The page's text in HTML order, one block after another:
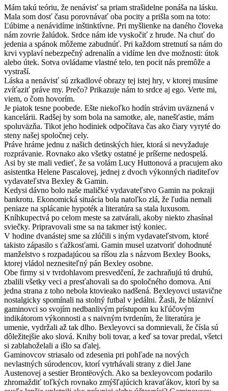
Mám takú teóriu, že nenávisť sa priam strašidelne ponáša na lásku.
Mala som dosť času porovnávať oba pocity a prišla som na toto:
Ľúbime a nenávidíme inštinktívne. Pri myšlienke na daného človeka
nám zovrie žalúdok. Srdce nám ide vyskočiť z hrude. Na chuť do
jedenia a spánok môžeme zabudnúť. Pri každom stretnutí sa nám do
krvi vyplaví nebezpečný adrenalín a vidíme len dve možnosti: útok
alebo útek. Sotva ovládame vlastné telo, ten pocit nás premôže a
vystraší.
Láska a nenávisť sú zrkadlové obrazy tej istej hry, v ktorej musíme
zvíťaziť práve my. Prečo? Prikazuje nám to srdce aj ego. Verte mi,
viem, o čom hovorím.
Je piatok tesne poobede. Ešte niekoľko hodín strávim uväznená v
kancelárii. Radšej by som bola na samotke, ale, nanešťastie, mám
spoluväzňa. Tikot jeho hodiniek odpočítava čas ako čiary vyryté do
steny našej spoločnej cely.
Práve hráme jednu z našich detinských hier, ktorá si nevyžaduje
rozprávanie. Rovnako ako všetky ostatné je príšerne nedospelá.
Asi by ste mali vedieť, že sa volám Lucy Huttonová a pracujem ako
asistentka Helene Pascalovej, jednej z dvoch výkonných riaditeľov
vydavateľstva Bexley & Gamin.
Kedysi dávno bolo naše maličké vydavateľstvo Gamin na pokraji
bankrotu. Ekonomická situácia bola natoľko zlá, že ľudia nemali
peniaze na splácanie hypoték a literatúra sa stala luxusom.
Kníhkupectvá po celom meste sa zatvárali, akoby niekto zhasínal
sviečky. Pripravovali sme sa na takmer istý koniec.
V hodine dvanástej sme sa zlúčili s iným vydavateľstvom, ktoré
takisto zápasilo s ťažkosťami. Gamin musel uzatvoriť dohodnuté
manželstvo s rozpadajúcou sa ríšou zla s názvom Bexley Books,
ktorej vládol neznesiteľný pán Bexley osobne.
Obe firmy si v tvrdohlavom presvedčení, že zachraňujú tú druhú,
zbalili všetky veci a presťahovali sa do spoločného domova. Ani
jedna strana z toho nebola ktovieako nadšená. Bexleyovci ustavične
nostalgicky spomínali na stolný futbal v jedálni. Žasli, že blázniví
gaminovci so svojím nedbanlivým prístupom ku kľúčovým
indikátorom výkonnosti a s naivným tvrdením, že literatúra je
umenie, vydržali až tak dlho. Bexleyovci sa domnievali, že čísla sú
dôležitejšie ako slová. Knihy boli tovar, a keď sa tovar predal, všetci
si zablahoželali a išlo sa ďalej.
Gaminovcov striasalo od zdesenia pri pohľade na nových
nevlastných súrodencov, ktorí vytrhávali strany z diel Jane
Austenovej a sestier Brontëových. Ako sa bexleyovcom podarilo
zhromaždiť toľkých rovnako zmýšľajúcich kravaťákov, ktorí by sa